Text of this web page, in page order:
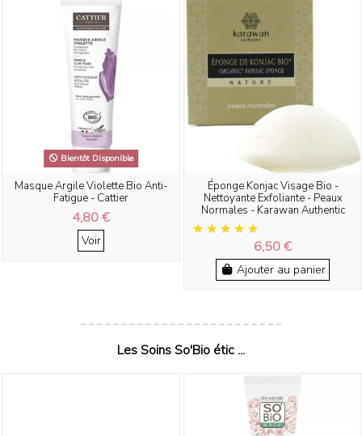
Bientôt Disponible
Masque Argile Violette Bio Anti-
Fatigue - Cattier
4,80 €
Voir
Éponge Konjac Visage Bio -
Nettoyante Exfoliante - Peaux
Normales - Karawan Authentic
6,50 €
Ajouter au panier
Les Soins So'Bio étic ...